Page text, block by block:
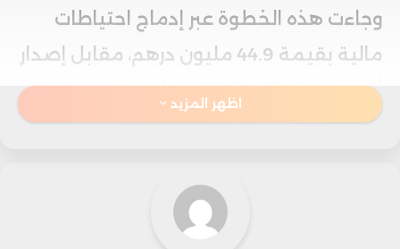
وجاءت هذه الخطوة عبر إدماج احتياطات
مالية بقيمة 44.9 مليون درهم، مقابل إصدار
أسهم مجانية لصالح المساهمين، حسبما
جاء في بلاغ رسمي صادر عن البنك.
وخلال الاجتماع الذي ترأسه عثمان بنجلون،
اظهر المزيد